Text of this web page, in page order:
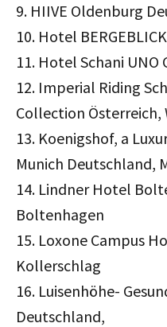
9. HIIVE Oldenburg
10. Hotel
11. Hotel Schani UNO
12. Imperial Riding
Collection Österreich,
13. Koenigshof, a
Munich Deutschland,
14. Lindner Hotel
Boltenhagen
15. Loxone Campus
Kollerschlag
16. Luisenhöhe-
Deutschland,